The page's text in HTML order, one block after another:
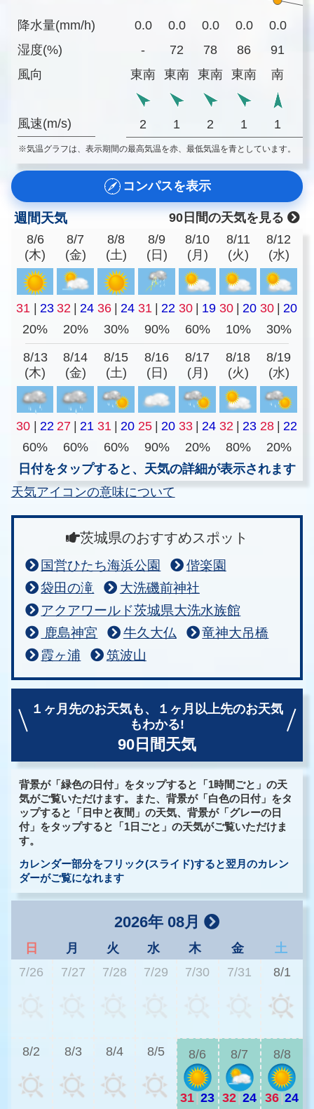
降水量(mm/h)
湿度(%)
風向
風速(m/s)
0.0 0.0 0.0 0.0 0.0
-
72 78 86 91
東南
東南 東南 東南 南
2 1 2 1 1
※気温グラフは、表示期間の最高気温を赤、最低気温を青としています。
コンパスを表示
週間天気
90日間の天気を見る
8/6
(木)
8/7
(金)
8/8
(土)
8/9
(日)
8/10
(月)
8/11
(火)
8/12
(水)
31 23 32 24 36 24 31 22 30 19 30 20 30
20
20%
20% 30% 90% 60% 10% 30%
8/13
(木)
8/14
(金)
8/15
(土)
8/16
(日)
8/17
(月)
8/18
(火)
8/19
(水)
30 22 27 21 31 20 25 20 33 24 32 23 28
22
60%
60% 60% 90% 20% 80%
20%
日付をタップすると、天気の詳細が表示されます
天気アイコンの意味について
茨城県のおすすめスポット
国営ひたち海浜公園
偕楽園
袋田の滝
大洗磯前神社
アクアワールド茨城県大洗水族館
鹿島神宮
牛久大仏
竜神大吊橋
霞ヶ浦
筑波山
１ヶ月先のお天気も、
１ヶ月以上先のお天気
もわかる!
90日間天気
背景が「緑色の日付」をタップすると「1時間ごと」の天
気がご覧いただけます。また、背景が「白色の日付」をタ
ップすると「日中と夜間」の天気、背景が「グレーの日
付」をタップすると「1日ごと」の天気がご覧いただけま
す。
カレンダー部分をフリック(スライド)すると翌月のカレン
ダーがご覧になれます
2026年 08月
日 月 火 水 木 金
土
7/26
7/27 7/28 7/29 7/30 7/31 8/1
8/2 8/3 8/4 8/5 8/6
31 23
8/7
32 24
8/8
36 24